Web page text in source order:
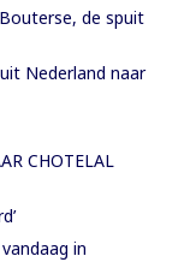
de spuit
Nederland naar
CHOTELAL
in